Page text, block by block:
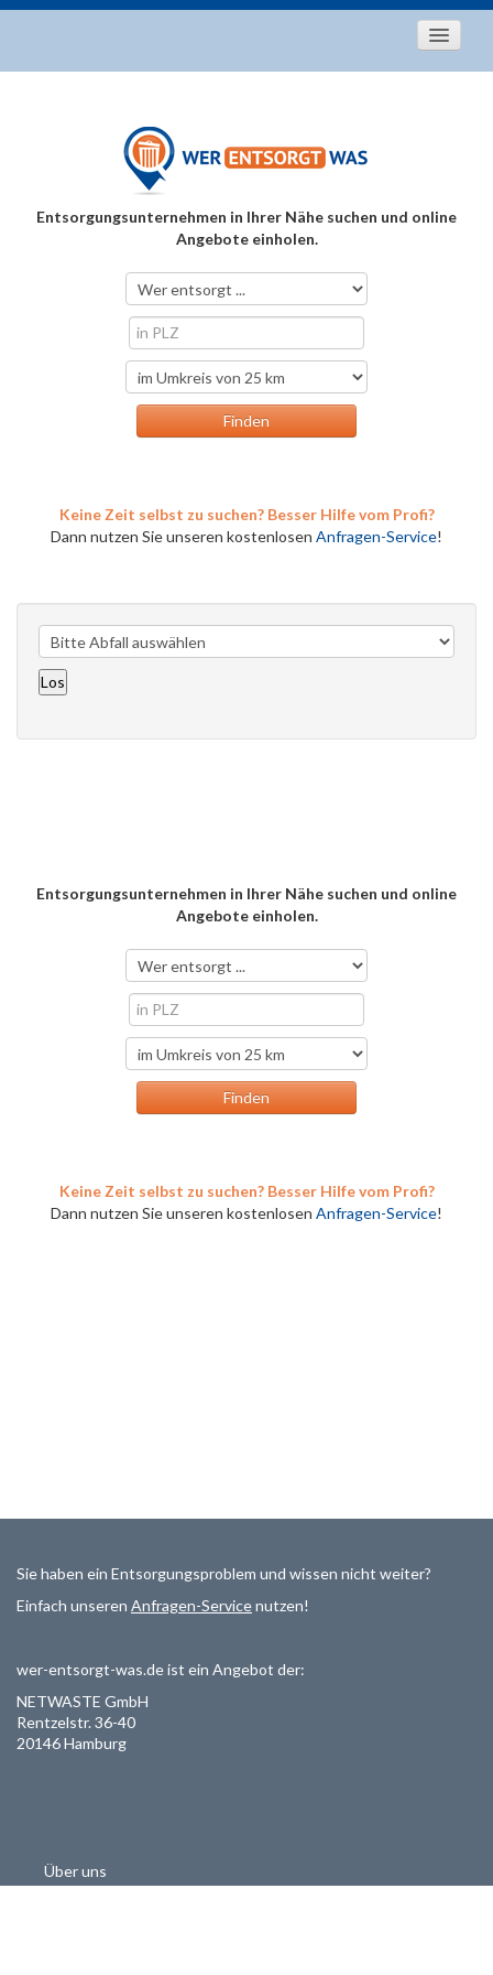
Entsorgungstipps
Über uns
Entsorgungsunternehmen in Ihrer Nähe suchen und online
Angebote einholen.
Keine Zeit selbst zu suchen? Besser Hilfe vom Profi?
Dann nutzen Sie unseren kostenlosen Anfragen-Service!
Entsorgungsunternehmen in Ihrer Nähe suchen und online
Angebote einholen.
Keine Zeit selbst zu suchen? Besser Hilfe vom Profi?
Dann nutzen Sie unseren kostenlosen Anfragen-Service!
Sie haben ein Entsorgungsproblem und wissen nicht weiter?
Einfach unseren Anfragen-Servicenutzen!
wer-entsorgt-was.de ist ein Angebot der:
NETWASTE GmbH
Rentzelstr. 36-40
20146 Hamburg
Über uns